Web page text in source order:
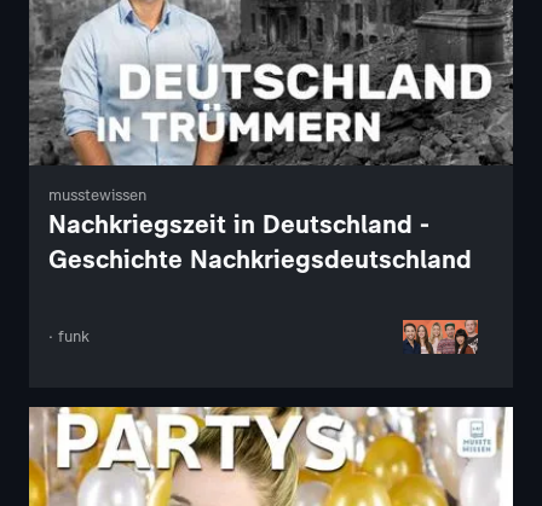
musstewissen
Nachkriegszeit in Deutschland -
Geschichte Nachkriegsdeutschland
· funk